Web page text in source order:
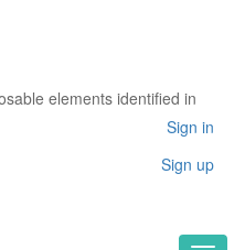
elements identified in
Sign in
Sign up